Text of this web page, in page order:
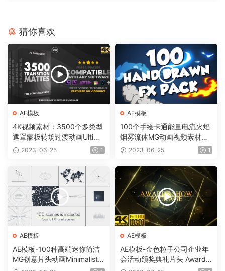
猜你喜欢
AE模板
4K视频素材：3500个多类型
遮罩蒙板转场过渡动画Ultima
te Transition Mattes Pack v
2023-06-25 1
AE模板
100个手绘卡通能量电流火焰
烟雾流体MG动画视频素材
（含AE模板工程）有透明通
2023-06-25 1
AE模板
AE模板-100种高端迷你简洁
MG创意片头动画Minimalistic
AE模板
AE模板-金色粒子公司企业年
会活动颁奖典礼片头 Awards